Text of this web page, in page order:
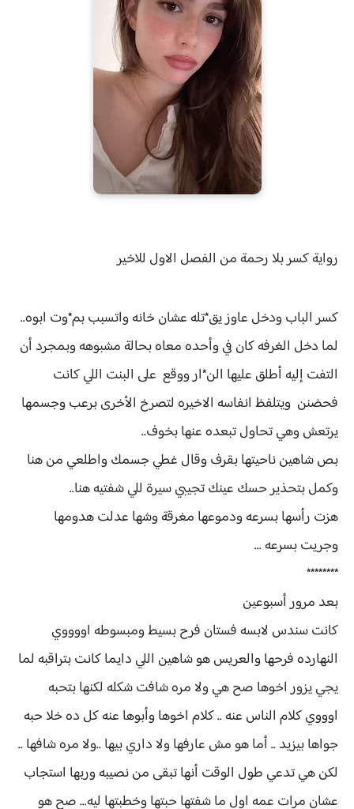
روايةكسر بلا رحمة من الفصل الاول للاخير
كسر الباب ودخل عاوز يق*تله عشان خانه واتسبب بم*وت ابوه..
لما دخل الغرفه كان في وأحده معاه بحالة مشبوهه وبمجرد أن
التفت إليه أطلق عليها الن*ار ووقع على البنت اللي كانت
فحضنن ويتلفظ انفاسه الاخيره لتصرخ الأخرى برعب وجسمها
يرتعش وهي تحاول تبعده عنها بخوف..
بص شاهين ناحيتها بقرف وقال غطي جسمك واطلعي من هنا
وكمل بتحذير حسك عينك تجيبي سيرة للي شفتيه هنا..
هزت رأسها بسرعه ودموعها مغرقة وشها عدلت هدومها
وجريت بسرعه ...
********
بعد مرور أسبوعين
كانت سندس لابسه فستان فرح بسيط ومبسوطه اووووي
النهارده فرحها والعريس هو شاهين اللي دايما كانت بتراقبه لما
يجي يزور اخوها صح هي ولا مره شافت شكله لكنها بتحبه
اوووي كلام الناس عنه .. كلام اخوها وأبوها عنه كل ده خلا حبه
جواها بيزيد .. أما هو مش عارفها ولا داري بيها ..ولا مره شافها ..
لكن هي تدعي طول الوقت أنها تبقى من نصيبه وربها استجاب
عشان مرات عمه اول ما شفتها حبتها وخطبتها ليه... صح هو